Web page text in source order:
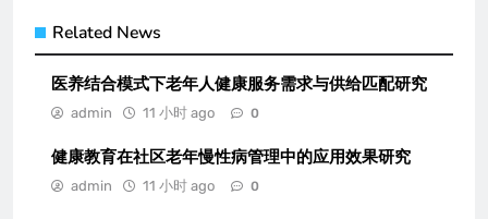
Related News
医养结合模式下老年人健康服务需求与供给匹配研究
admin 11 小时 ago 0
健康教育在社区老年慢性病管理中的应用效果研究
admin 11 小时 ago 0